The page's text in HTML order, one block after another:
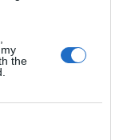
the